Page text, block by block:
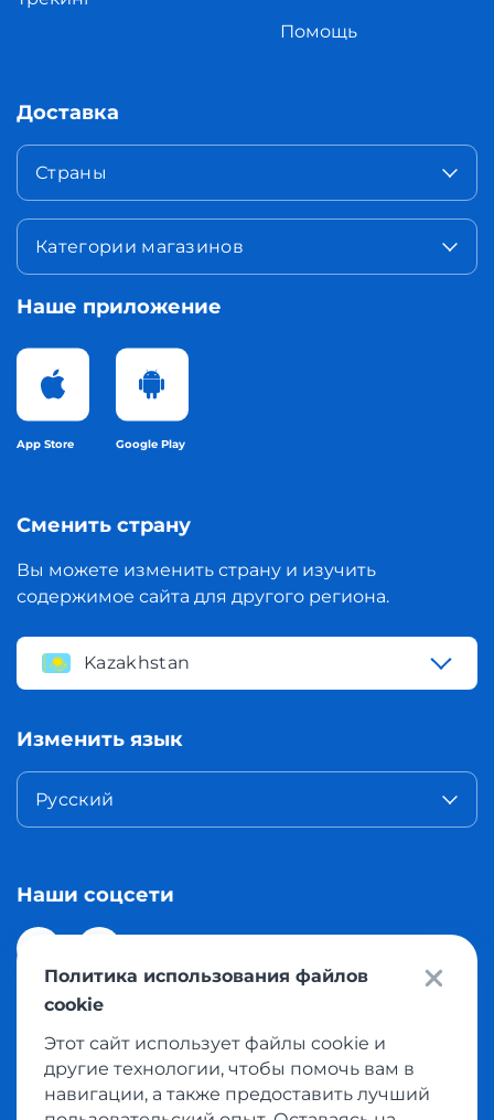
Помощь
Доставка
Страны
Категории магазинов
Наше приложение
App Store Google Play
Сменить страну
Вы можете изменить страну и изучить
содержимое сайта для другого региона.
Kazakhstan
Изменить язык
Русский
Наши соцсети
© 2026 Meest Shopping доставка покупок с интернет
магазинов мира в Казахстан. Все права защищены
Политика использования файлов
cookie
Этот сайт использует файлы cookie и
другие технологии, чтобы помочь вам в
навигации, а также предоставить лучший